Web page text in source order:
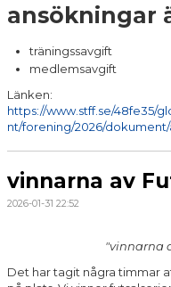
ansökningar
träningssavgift
medlemsavgift
Länken:
https://www.stff.se/48fe35/
nt/forening/2026/
vinnarna av
2026-01-31 22:52
"vinnarna
Det har tagit några timmar